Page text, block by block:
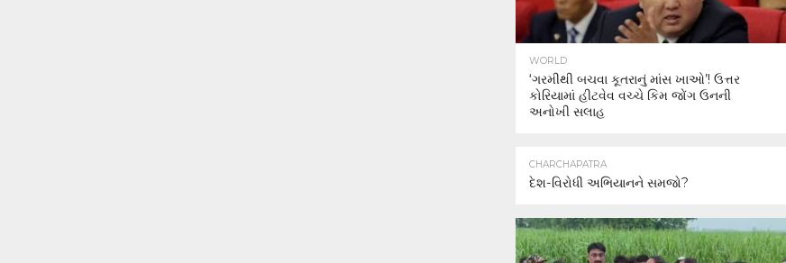
WORLD
‘ગરમીથી બચવા કૂતરાનું માંસ ખાઓ’! ઉત્તર
કોરિયામાં હીટવેવ વચ્ચે કિમ જોંગ ઉનની
અનોખી સલાહ
CHARCHAPATRA
દેશ-વિરોધી અભિયાનને સમજો?